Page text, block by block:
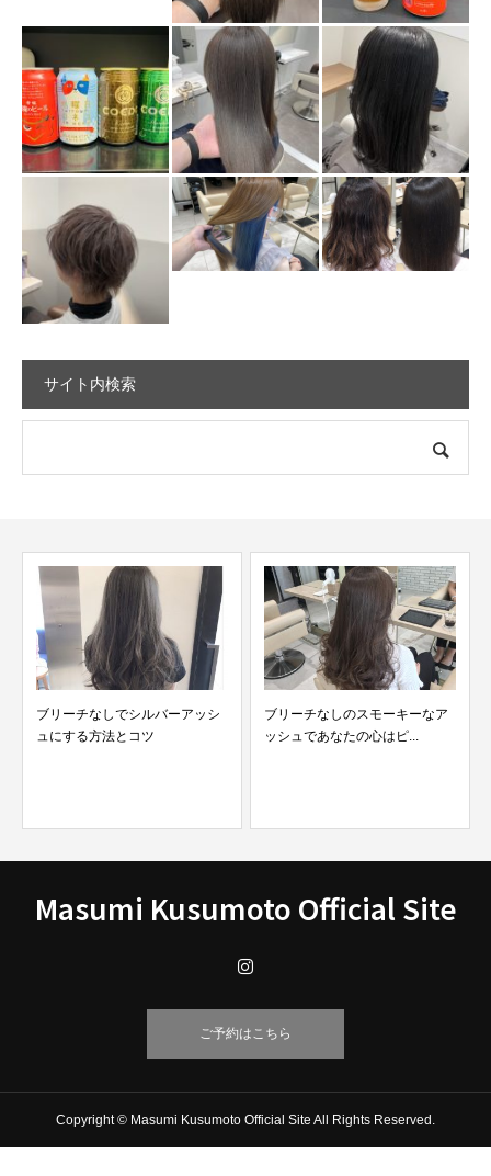
サイト内検索
ブリーチなしのスモーキーなア
ッシュであなたの心はピ...
【最新版】ブリーチなしで染め
たオリーブアッシュカラ...
Masumi Kusumoto Official Site
ご予約はこちら
Copyright © Masumi Kusumoto Official Site All Rights Reserved.